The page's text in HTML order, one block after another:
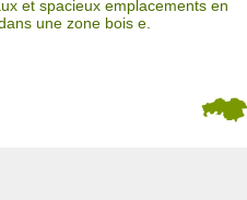
et spacieux emplacements en
une zone bois e.